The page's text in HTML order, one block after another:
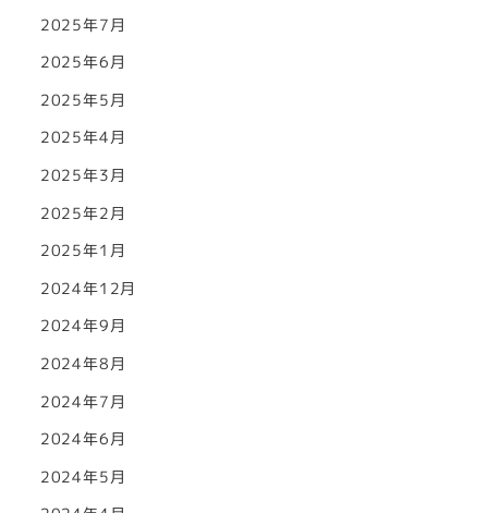
2025年7月
2025年6月
2025年5月
2025年4月
2025年3月
2025年2月
2025年1月
2024年12月
2024年9月
2024年8月
2024年7月
2024年6月
2024年5月